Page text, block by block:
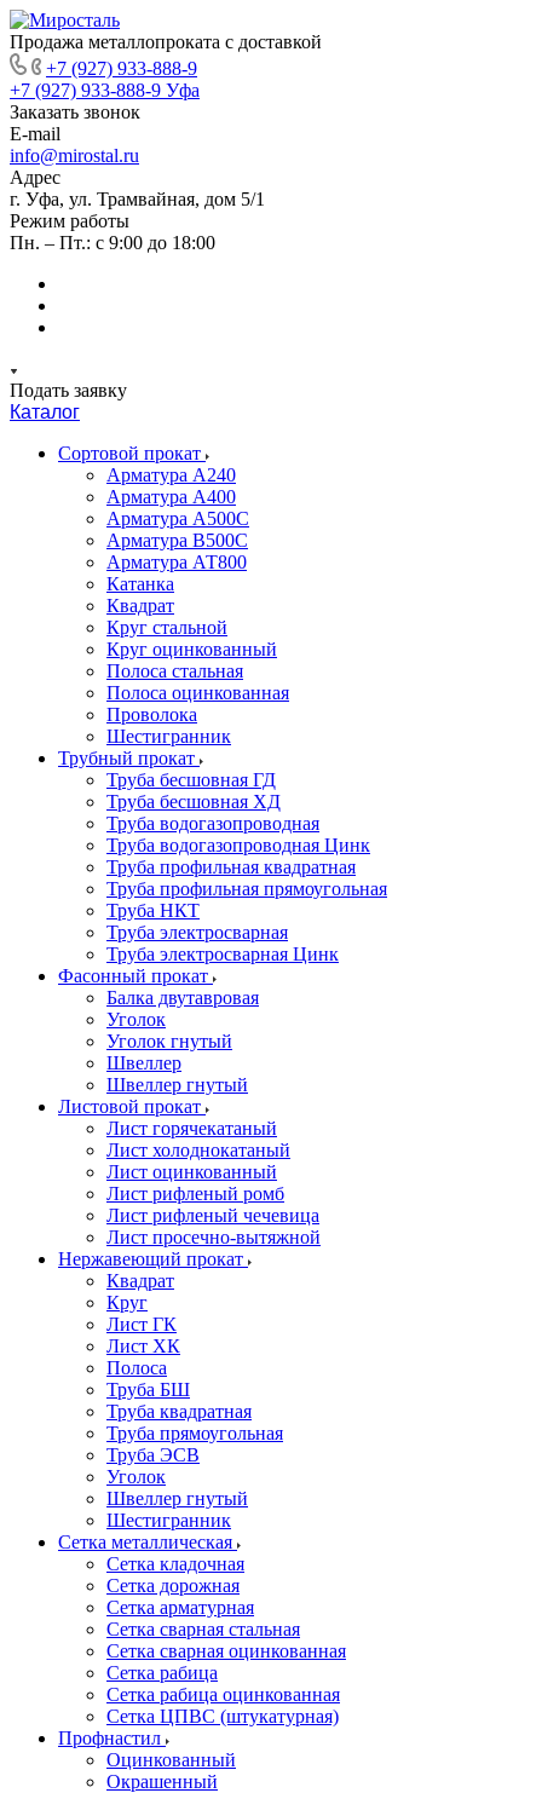
Продажа металлопроката с доставкой
+7 (927) 933-888-9
+7 (927) 933-888-9 Уфа
Заказать звонок
E-mail
info@mirostal.ru
Адрес
г. Уфа, ул. Трамвайная, дом 5/1
Режим работы
Пн. – Пт.: с 9:00 до 18:00
Подать заявку
Каталог
Сортовой прокат
Арматура А240
Арматура А400
Арматура А500C
Арматура В500С
Арматура АТ800
Катанка
Квадрат
Круг стальной
Круг оцинкованный
Полоса стальная
Полоса оцинкованная
Проволока
Шестигранник
Трубный прокат
Труба бесшовная ГД
Труба бесшовная ХД
Труба водогазопроводная
Труба водогазопроводная Цинк
Труба профильная квадратная
Труба профильная прямоугольная
Труба НКТ
Труба электросварная
Труба электросварная Цинк
Фасонный прокат
Балка двутавровая
Уголок
Уголок гнутый
Швеллер
Швеллер гнутый
Листовой прокат
Лист горячекатаный
Лист холоднокатаный
Лист оцинкованный
Лист рифленый ромб
Лист рифленый чечевица
Лист просечно-вытяжной
Нержавеющий прокат
Квадрат
Круг
Лист ГК
Лист ХК
Полоса
Труба БШ
Труба квадратная
Труба прямоугольная
Труба ЭСВ
Уголок
Швеллер гнутый
Шестигранник
Сетка металлическая
Сетка кладочная
Сетка дорожная
Сетка арматурная
Сетка сварная стальная
Сетка сварная оцинкованная
Сетка рабица
Сетка рабица оцинкованная
Сетка ЦПВС (штукатурная)
Профнастил
Оцинкованный
Окрашенный